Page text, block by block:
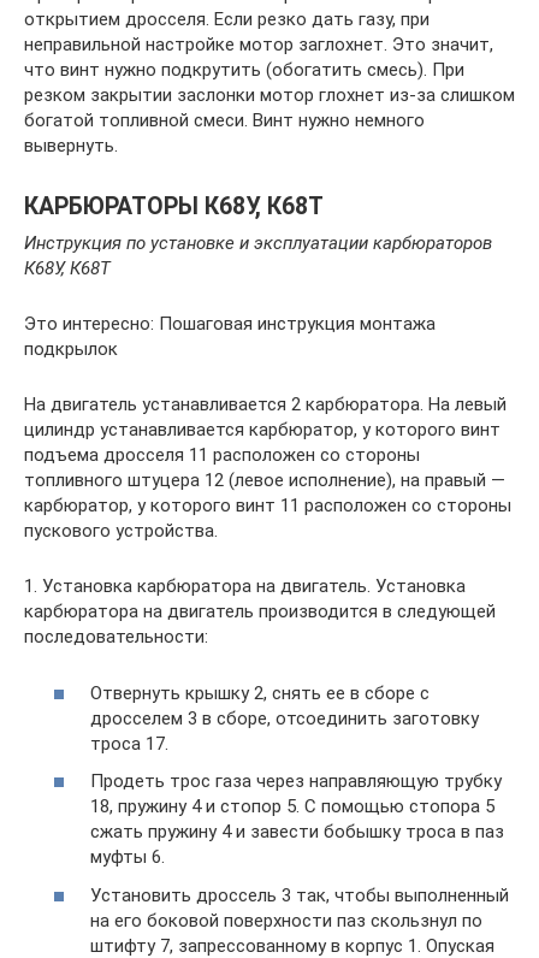
открытием дросселя. Если резко дать газу, при
неправильной настройке мотор заглохнет. Это значит,
что винт нужно подкрутить (обогатить смесь). При
резком закрытии заслонки мотор глохнет из-за слишком
богатой топливной смеси. Винт нужно немного
вывернуть.
КАРБЮРАТОРЫ К68У, К68Т
Инструкция по установке и эксплуатации карбюраторов
К68У, К68Т
Это интересно: Пошаговая инструкция монтажа
подкрылок
На двигатель устанавливается 2 карбюратора. На левый
цилиндр устанавливается карбюратор, у которого винт
подъема дросселя 11 расположен со стороны
топливного штуцера 12 (левое исполнение), на правый —
карбюратор, у которого винт 11 расположен со стороны
пускового устройства.
1. Установка карбюратора на двигатель. Установка
карбюратора на двигатель производится в следующей
последовательности:
Отвернуть крышку 2, снять ее в сборе с
дросселем 3 в сборе, отсоединить заготовку
троса 17.
Продеть трос газа через направляющую трубку
18, пружину 4 и стопор 5. С помощью стопора 5
сжать пружину 4 и завести бобышку троса в паз
муфты 6.
Установить дроссель 3 так, чтобы выполненный
на его боковой поверхности паз скользнул по
штифту 7, запрессованному в корпус 1. Опуская